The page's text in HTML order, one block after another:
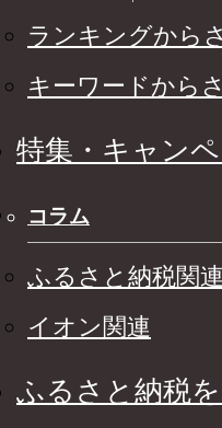
ランキングから
キーワードから
特集・キャン
コラム
ふるさと納税関連
イオン関連
ふるさと納税